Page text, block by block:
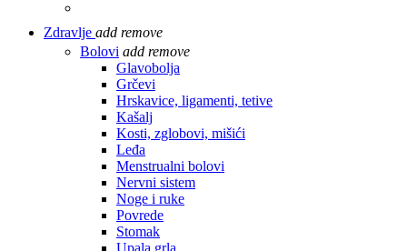
Zdravlje add remove
Bolovi add remove
Glavobolja
Grčevi
Hrskavice, ligamenti, tetive
Kašalj
Kosti, zglobovi, mišići
Leđa
Menstrualni bolovi
Nervni sistem
Noge i ruke
Povrede
Stomak
Upala grla